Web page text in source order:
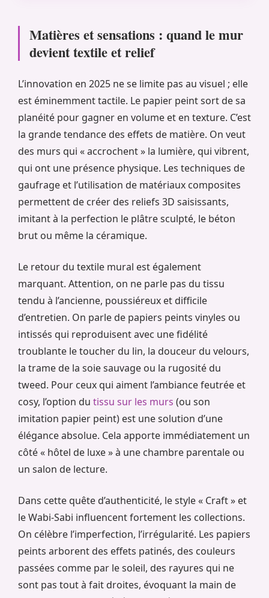
Matières et sensations : quand le mur
devient textile et relief
L’innovation en 2025 ne se limite pas au visuel ; elle
est éminemment tactile. Le papier peint sort de sa
planéité pour gagner en volume et en texture. C’est
la grande tendance des effets de matière. On veut
des murs qui « accrochent » la lumière, qui vibrent,
qui ont une présence physique. Les techniques de
gaufrage et l’utilisation de matériaux composites
permettent de créer des reliefs 3D saisissants,
imitant à la perfection le plâtre sculpté, le béton
brut ou même la céramique.
Le retour du textile mural est également
marquant. Attention, on ne parle pas du tissu
tendu à l’ancienne, poussiéreux et difficile
d’entretien. On parle de papiers peints vinyles ou
intissés qui reproduisent avec une fidélité
troublante le toucher du lin, la douceur du velours,
la trame de la soie sauvage ou la rugosité du
tweed. Pour ceux qui aiment l’ambiance feutrée et
cosy, l’option du tissu sur les murs (ou son
imitation papier peint) est une solution d’une
élégance absolue. Cela apporte immédiatement un
côté « hôtel de luxe » à une chambre parentale ou
un salon de lecture.
Dans cette quête d’authenticité, le style « Craft » et
le Wabi-Sabi influencent fortement les collections.
On célèbre l’imperfection, l’irrégularité. Les papiers
peints arborent des effets patinés, des couleurs
passées comme par le soleil, des rayures qui ne
sont pas tout à fait droites, évoquant la main de